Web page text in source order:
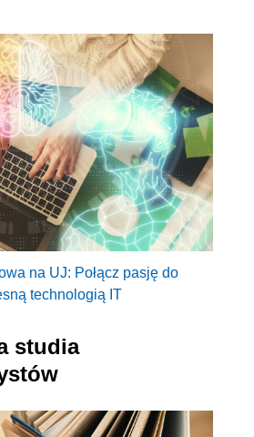
na UJ: Połącz pasję do
technologią IT
studia